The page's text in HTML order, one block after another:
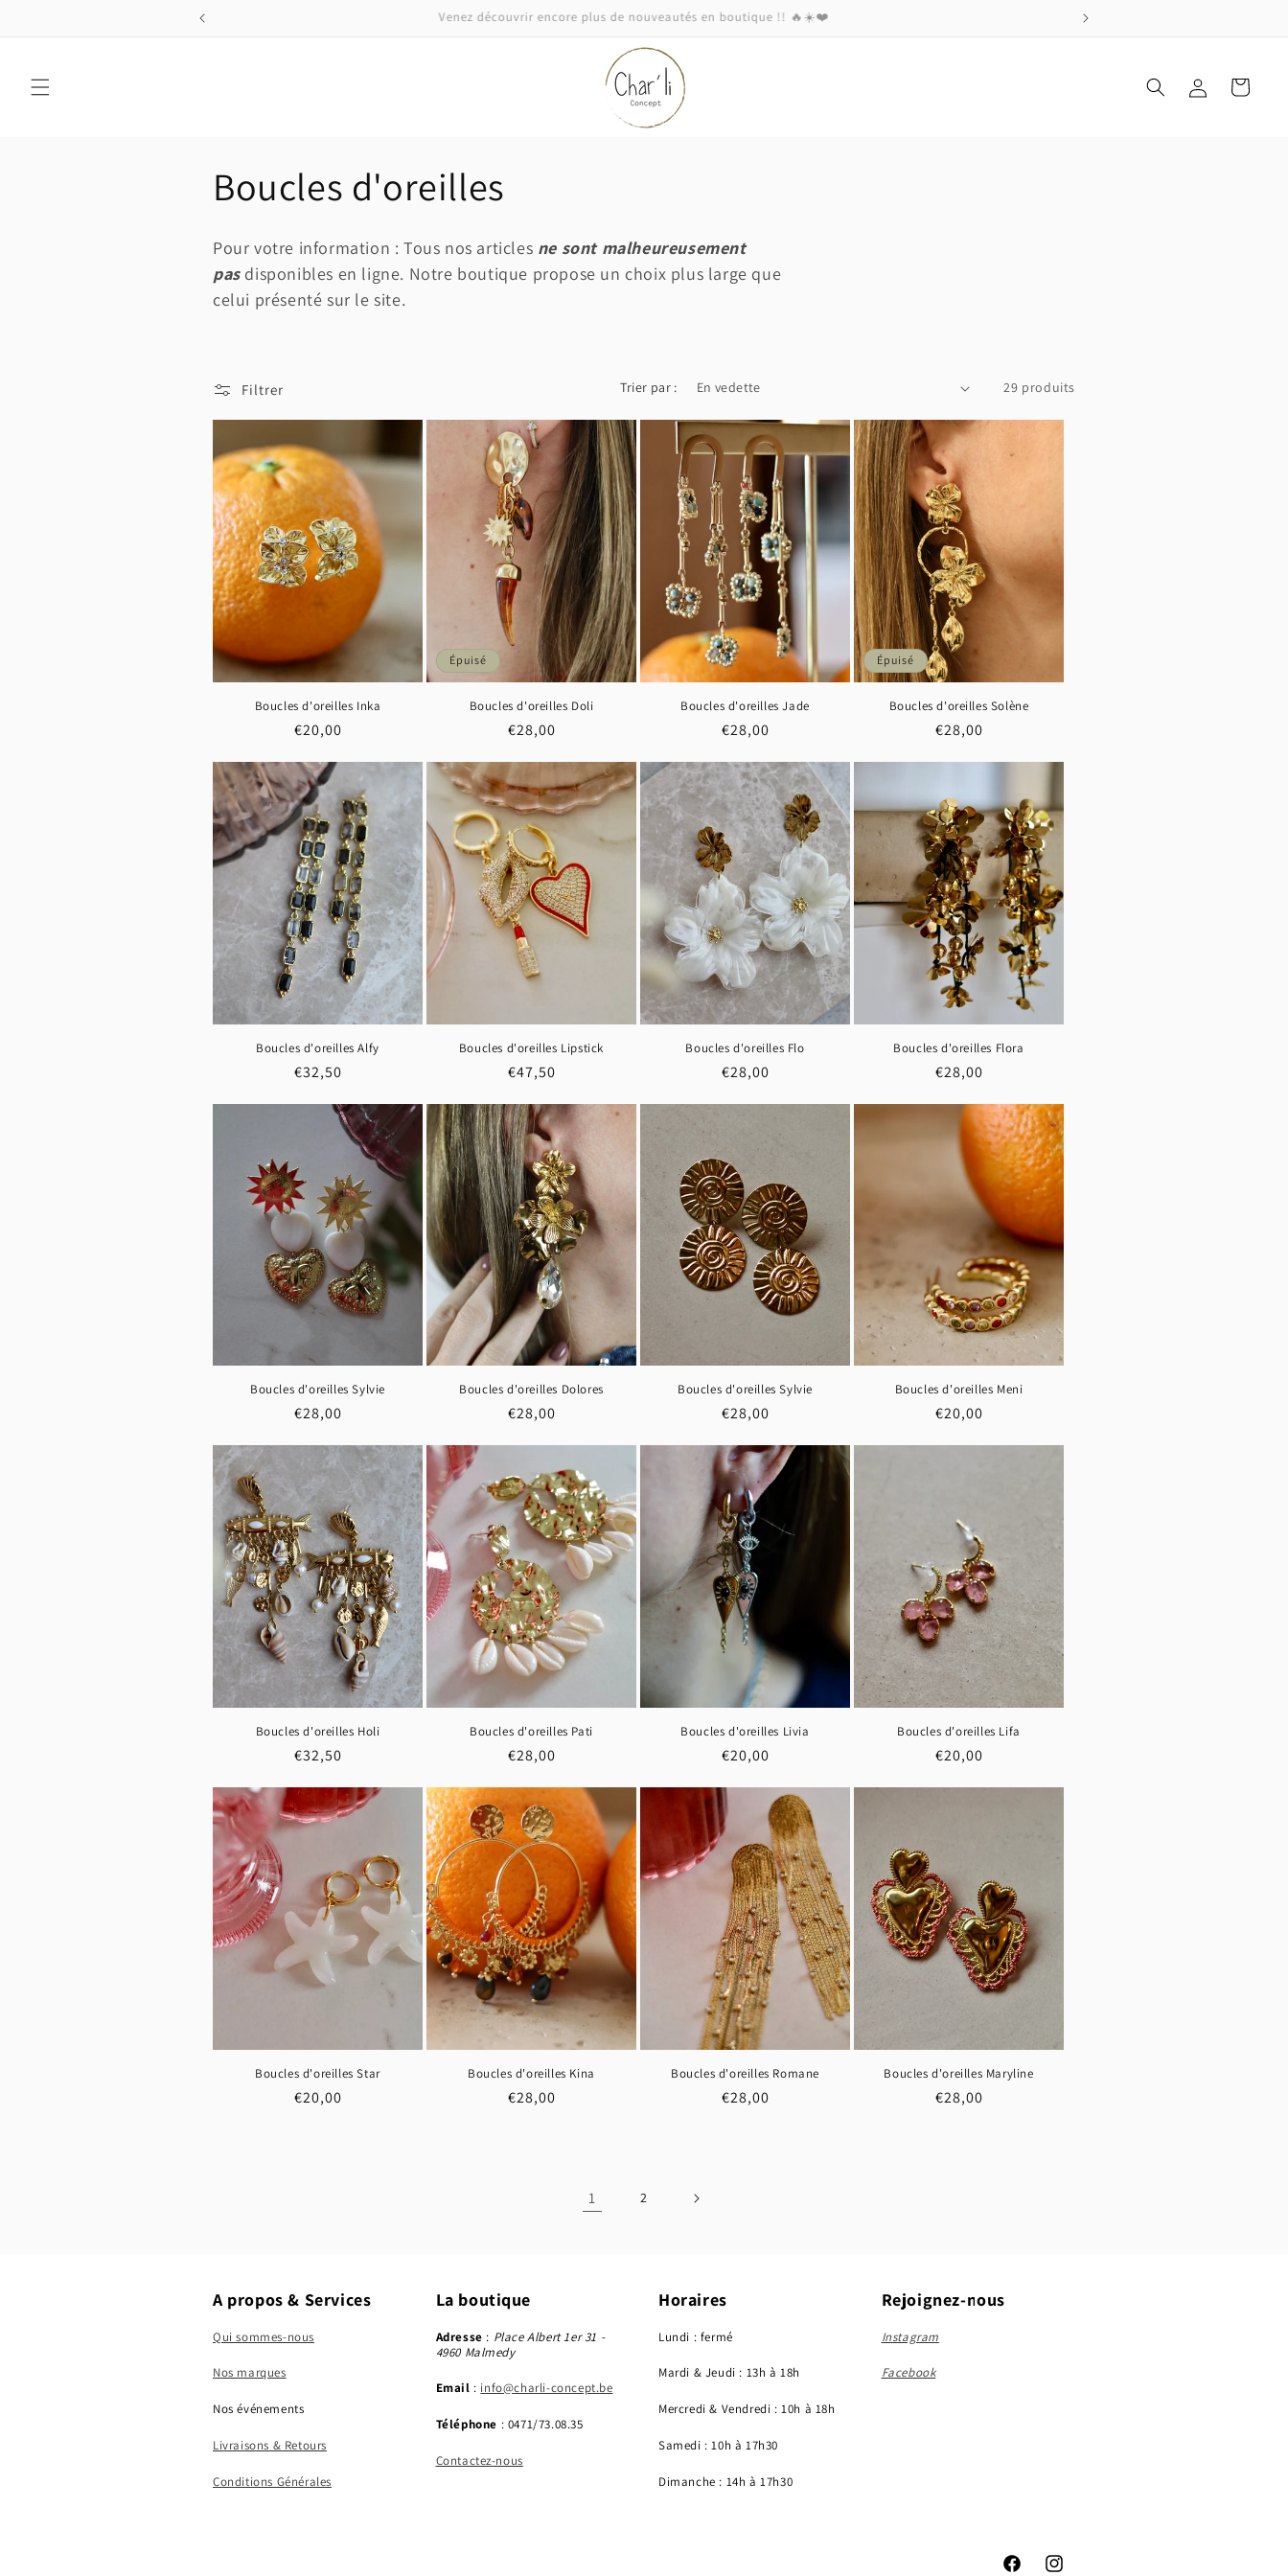
au
Venez découvrir encore plus de nouveautés en boutique !! 🔥☀️❤️
Connexion Panier
C
o
l
e
c
t
i
o
n
:
Boucles d'oreilles
Pour votre information : Tous nos articles ne sont malheureusement
pasdisponibles en ligne. Notre boutique propose un choix plus large que
celui présenté sur le site.
Filtrer Trier par : 29 produits
Boucles d'oreilles Inka
Prix
€20,00
Épuisé
Boucles d'oreilles Doli
Prix
€28,00
Boucles d'oreilles Jade
Prix
€28,00
Épuisé
Boucles d'oreilles Solène
Prix
€28,00
Boucles d'oreilles Alfy
Prix
€32,50
Boucles d'oreilles Lipstick
Prix
€47,50
Boucles d'oreilles Flo
Prix
€28,00
Boucles d'oreilles Flora
Prix
€28,00
Boucles d'oreilles Sylvie
Prix
€28,00
Boucles d'oreilles Dolores
Prix
€28,00
Boucles d'oreilles Sylvie
Prix
€28,00
Boucles d'oreilles Meni
Prix
€20,00
Boucles d'oreilles Holi
Prix
€32,50
Boucles d'oreilles Pati
Prix
€28,00
Boucles d'oreilles Livia
Prix
€20,00
Boucles d'oreilles Lifa
Prix
€20,00
Boucles d'oreilles Star
Prix
€20,00
Boucles d'oreilles Kina
Prix
€28,00
Boucles d'oreilles Romane
Prix
€28,00
Boucles d'oreilles Maryline
Prix
€28,00
1 2
A propos & Services
Qui sommes-nous
Nos marques
Nos événements
Livraisons & Retours
Conditions Générales
La boutique
Adresse : Place Albert 1er 31 -
4960 Malmedy
Email : info@charli-concept.be
Téléphone : 0471/73.08.35
Contactez-nous
Horaires
Lundi : fermé
Mardi & Jeudi : 13h à 18h
Mercredi & Vendredi : 10h à 18h
Samedi : 10h à 17h30
Dimanche : 14h à 17h30
Rejoignez-nous
Instagram
Facebook